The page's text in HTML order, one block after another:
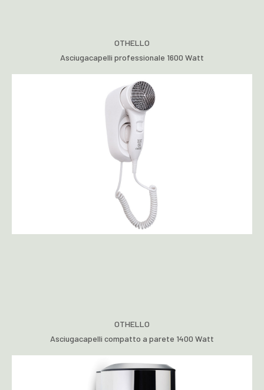
OTHELLO
Asciugacapelli professionale 1600 Watt
OTHELLO
Asciugacapelli compatto a parete 1400 Watt